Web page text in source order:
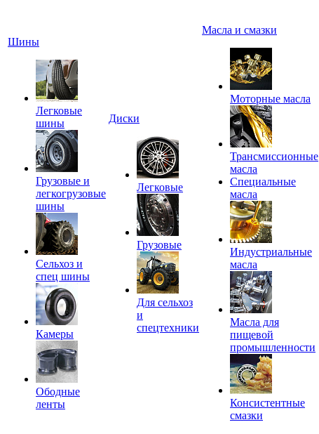
Шины
Легковые
шины
Грузовые и
легкогрузовые
шины
Сельхоз и
спец шины
Камеры
Ободные
ленты
Диски
Легковые
Грузовые
Для сельхоз
и
спецтехники
Масла и смазки
Моторные масла
Трансмиссионные
масла
Специальные
масла
Индустриальные
масла
Масла для
пищевой
промышленности
Консистентные
смазки